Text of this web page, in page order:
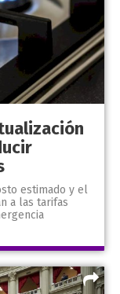
estimado y el
a las tarifas